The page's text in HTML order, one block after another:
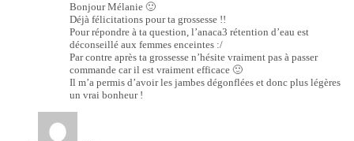
Bonjour Mélanie 🙂
Déjà félicitations pour ta grossesse !!
Pour répondre à ta question, l’anaca3 rétention d’eau est
déconseillé aux femmes enceintes :/
Par contre après ta grossesse n’hésite vraiment pas à passer
commande car il est vraiment efficace 🙂
Il m’a permis d’avoir les jambes dégonflées et donc plus légères
un vrai bonheur !